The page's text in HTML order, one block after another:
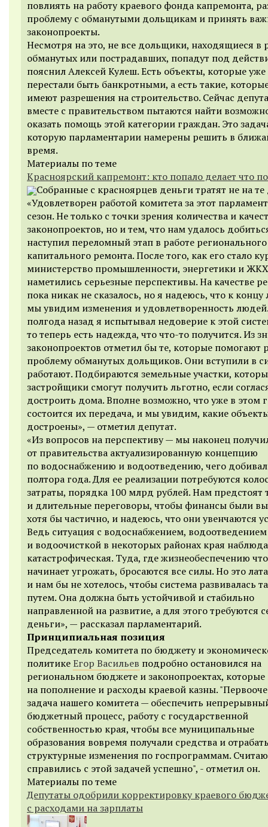
повлиять на работу краевого фонда капремонта,
проблему с обманутыми дольщикам и принять
законопроекты.
Несмотря на это, не все дольщики, находящиеся в
обманутых или пострадавших, попадут под
пояснил Алексей Кулеш. Есть объекты, которые уже
перестали быть банкротными, а есть такие,
имеют разрешения на строительство. Сейчас
вместе с правительством пытаются найти
оказать помощь этой категории граждан. Это
которую парламентарии намерены решить в
время.
Материалы по теме
Красноярский капремонт: кто попало делает что
Собранные с красноярцев деньги тратят не на
«Удовлетворен работой комитета за этот
сезон. Не только с точки зрения количества и
законопроектов, но и тем, что нам удалось
наступил переломный этап в работе
капитального ремонта. После того, как его стало
министерство промышленности, энергетики и
наметились серьезные перспективы. На качестве
пока никак не сказалось, но я надеюсь, что к концу
мы увидим изменения и удовлетворенность
полгода назад я испытывал недоверие к этой
то теперь есть надежда, что что-то получится. Из
законопроектов отметил бы те, которые помогают
проблему обманутых дольщиков. Они вступили в
работают. Подбираются земельные участки,
застройщики смогут получить льготно, если
достроить дома. Вполне возможно, что уже в этом
состоится их передача, и мы увидим, какие
достроены», — отметил депутат.
«Из вопросов на перспективу — мы наконец
от правительства актуализированную концепцию
по водоснабжению и водоотведению, чего
полтора года. Для ее реализации потребуются
затраты, порядка 100 млрд рублей. Нам предстоят
и длительные переговоры, чтобы финансы были
хотя бы частично, и надеюсь, что они увенчаются
Ведь ситуация с водоснабжением, водоотведением
и водоочисткой в некоторых районах края
катастрофическая. Туда, где жизнеобеспечению
начинает угрожать, бросаются все силы. Но это
и нам бы не хотелось, чтобы система развивалась
путем. Она должна быть устойчивой и стабильно
направленной на развитие, а для этого требуются
деньги», — рассказал парламентарий.
Принципиальная позиция
Председатель комитета по бюджету и
политикеЕгор Васильев подробно остановился на
региональном бюджете и законопроектах,
на пополнение и расходы краевой казны.
задача нашего комитета — обеспечить
бюджетный процесс, работу с государственной
собственностью края, чтобы все муниципальные
образования вовремя получали средства и
структурные изменения по госпрограммам.
справились с этой задачей успешно", - отметил он.
Материалы по теме
Депутаты одобрили корректировку краевого
с расходами на зарплаты